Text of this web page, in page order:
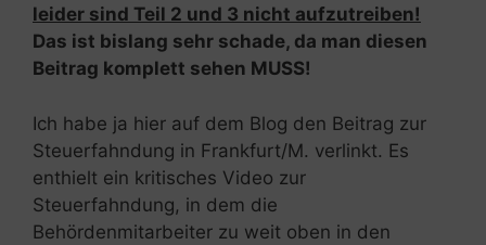
leider sind Teil 2 und 3 nicht aufzutreiben!
Das ist bislang sehr schade, da man diesen
Beitrag komplett sehen MUSS!
Ich habe ja hier auf dem Blog den Beitrag zur
Steuerfahndung in Frankfurt/M. verlinkt. Es
enthielt ein kritisches Video zur
Steuerfahndung, in dem die
Behördenmitarbeiter zu weit oben in den